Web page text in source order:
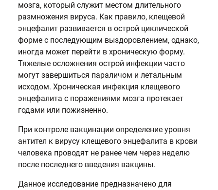
мозга, который служит местом длительного
размножения вируса. Как правило, клещевой
энцефалит развивается в острой циклической
форме с последующим выздоровлением, однако,
иногда может перейти в хроническую форму.
Тяжелые осложнения острой инфекции часто
могут завершиться параличом и летальным
исходом. Хроническая инфекция клещевого
энцефалита с поражениями мозга протекает
годами или пожизненно.
При контроле вакцинации определение уровня
антител к вирусу клещевого энцефалита в крови
человека проводят не ранее чем через неделю
после последнего введения вакцины.
Данное исследование предназначено для